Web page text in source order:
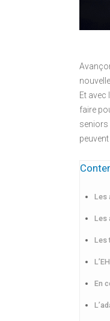
Et
faire
seniors
Les
Les
Les
En